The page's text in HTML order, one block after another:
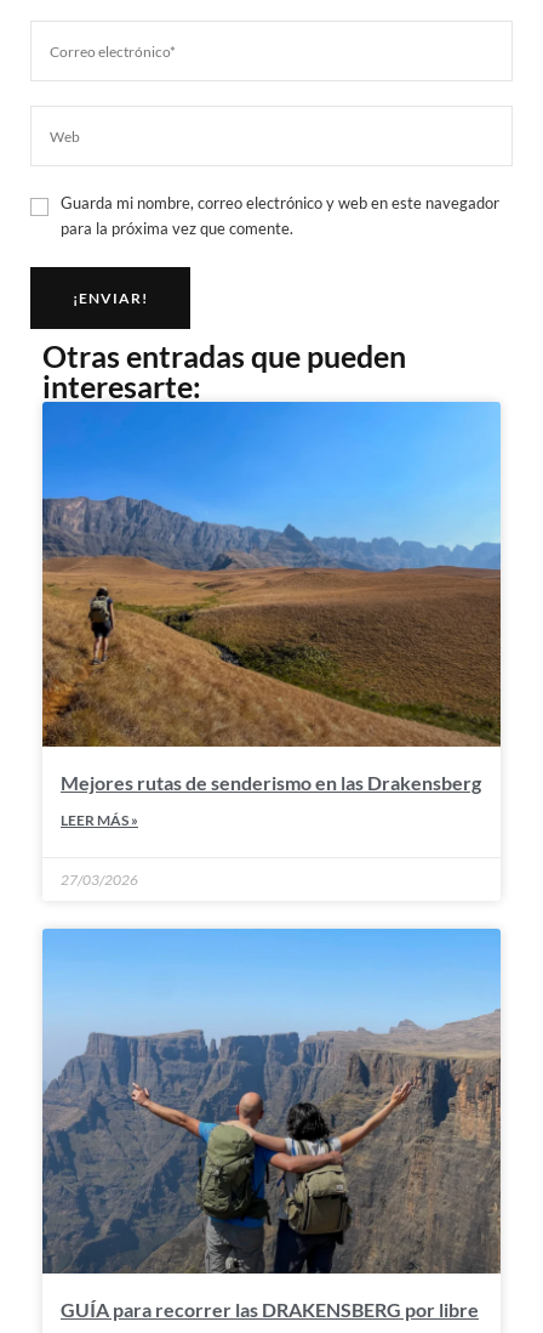
Guarda mi nombre, correo electrónico y web en este navegador
para la próxima vez que comente.
Otras entradas que pueden
interesarte:
Mejores rutas de senderismo en las Drakensberg
LEER MÁS »
27/03/2026
GUÍA para recorrer las DRAKENSBERG por libre